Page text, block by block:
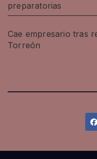
preparatorias
Cae empresario tras
Torreón